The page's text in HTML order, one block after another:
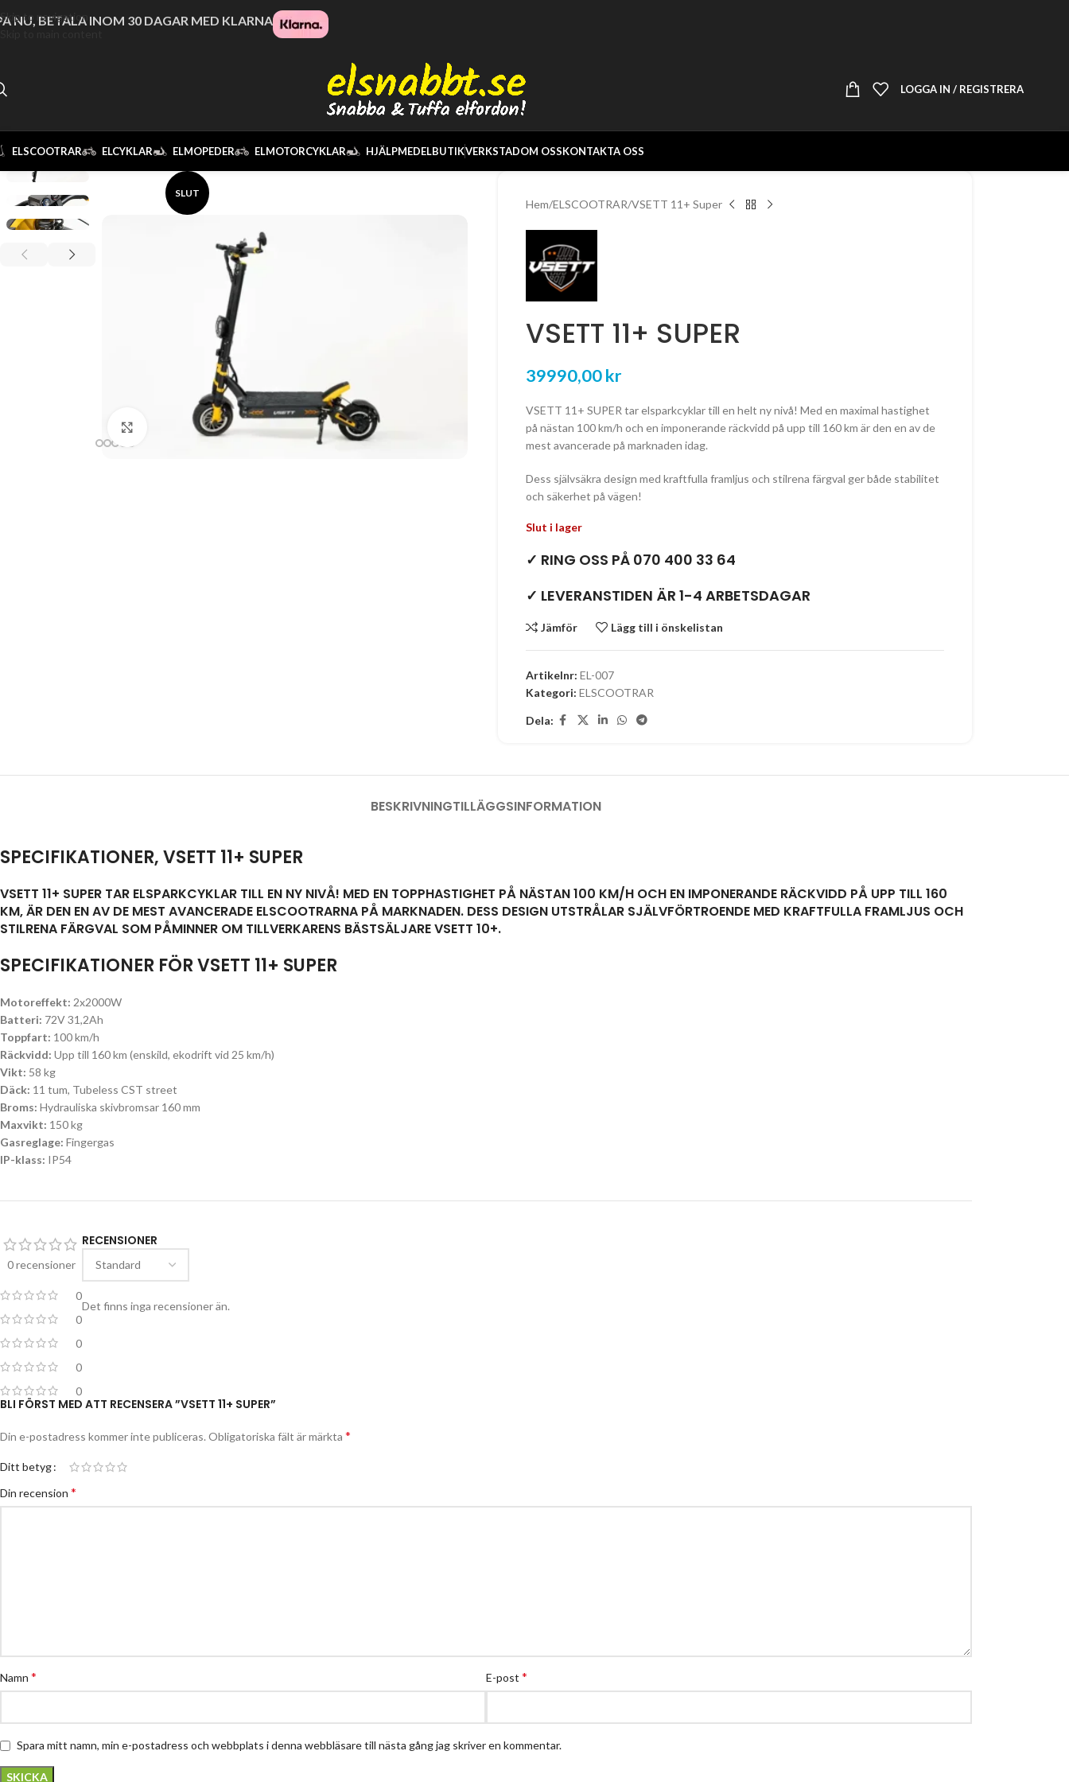
Skip to navigation
NU, BETALA INOM 30 DAGAR MED KLARNA
LOGGA IN / REGISTRERA
ELSCOOTRAR ELCYKLAR ELMOPEDER ELMOTORCYKLAR HJÄLPMEDELBUTIKVERKSTADOM OSSKONTAKTA OSS
SLUT
Klicka för att förstora
Hem ELSCOOTRAR VSETT 11+ Super
VSETT 11+ SUPER
39990,00kr
VSETT 11+ SUPER tar elsparkcyklar till en helt ny nivå! Med en maximal hastighet
på nästan 100 km/h och en imponerande räckvidd på upp till 160 km är den en av de
mest avancerade på marknaden idag.
Dess självsäkra design med kraftfulla framljus och stilrena färgval ger både stabilitet
och säkerhet på vägen!
Slut i lager
✓ RING OSS PÅ 070 400 33 64
✓ LEVERANSTIDEN ÄR 1-4 ARBETSDAGAR
Jämför Lägg till i önskelistan
Artikelnr: EL-007
Kategori: ELSCOOTRAR
Dela:
BESKRIVNINGTILLÄGGSINFORMATION
SPECIFIKATIONER, VSETT 11+ SUPER
VSETT 11+ SUPER TAR ELSPARKCYKLAR TILL EN NY NIVÅ! MED EN TOPPHASTIGHET PÅ NÄSTAN 100 KM/H OCH EN IMPONERANDE RÄCKVIDD PÅ UPP TILL 160
KM, ÄR DEN EN AV DE MEST AVANCERADE ELSCOOTRARNA PÅ MARKNADEN. DESS DESIGN UTSTRÅLAR SJÄLVFÖRTROENDE MED KRAFTFULLA FRAMLJUS OCH
STILRENA FÄRGVAL SOM PÅMINNER OM TILLVERKARENS BÄSTSÄLJARE VSETT 10+.
SPECIFIKATIONER FÖR VSETT 11+ SUPER
Motoreffekt: 2x2000W
Batteri: 72V 31,2Ah
Toppfart: 100 km/h
Räckvidd: Upp till 160 km (enskild, ekodrift vid 25 km/h)
Vikt: 58 kg
Däck: 11 tum, Tubeless CST street
Broms: Hydrauliska skivbromsar 160 mm
Maxvikt: 150 kg
Gasreglage: Fingergas
IP-klass: IP54
0 recensioner
0
0
0
0
0
RECENSIONER
Det finns inga recensioner än.
BLI FÖRST MED ATT RECENSERA ”VSETT 11+ SUPER”
Din e-postadress kommer inte publiceras. Obligatoriska fält är märkta *
Ditt betyg
Din recension *
Namn * E-post *
Spara mitt namn, min e-postadress och webbplats i denna webbläsare till nästa gång jag skriver en kommentar.